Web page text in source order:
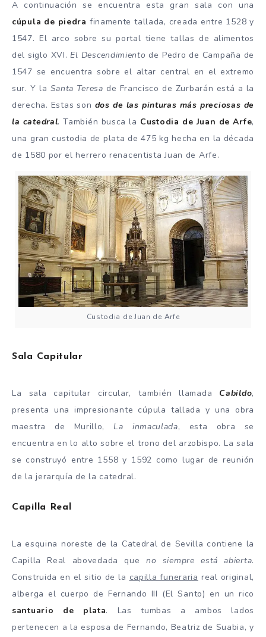
A continuación se encuentra esta gran sala con una
cúpula de piedra finamente tallada, creada entre 1528 y
1547. El arco sobre su portal tiene tallas de alimentos
del siglo XVI.El Descendimiento de Pedro de Campaña de
1547 se encuentra sobre el altar central en el extremo
sur. Y la Santa Teresa de Francisco de Zurbarán está a la
derecha. Estas son dos de las pinturas más preciosas de
la catedral. También busca la Custodia de Juan de Arfe,
una gran custodia de plata de 475 kg hecha en la década
de 1580 por el herrero renacentista Juan de Arfe.
Custodia de Juan de Arfe
Sala Capitular
La sala capitular circular, también llamada Cabildo,
presenta una impresionante cúpula tallada y una obra
maestra de Murillo,La inmaculada, esta obra se
encuentra en lo alto sobre el trono del arzobispo. La sala
se construyó entre 1558 y 1592 como lugar de reunión
de la jerarquía de la catedral.
Capilla Real
La esquina noreste de la Catedral de Sevilla contiene la
Capilla Real abovedada que no siempre está abierta.
Construida en el sitio de la capilla funeraria real original,
alberga el cuerpo de Fernando III (El Santo) en un rico
santuario de plata. Las tumbas a ambos lados
pertenecen a la esposa de Fernando, Beatriz de Suabia, y